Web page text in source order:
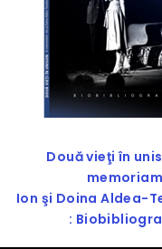
Două vieţi în
memoriam
Ion şi Doina Aldea-
: